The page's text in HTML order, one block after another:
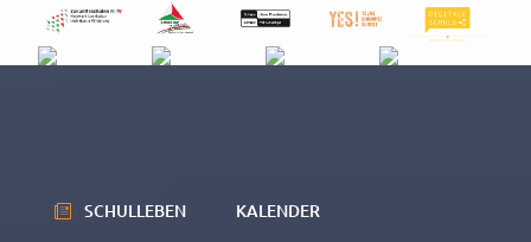
Beschlussbuch (11/2019)
SCHULLEBEN KALENDER